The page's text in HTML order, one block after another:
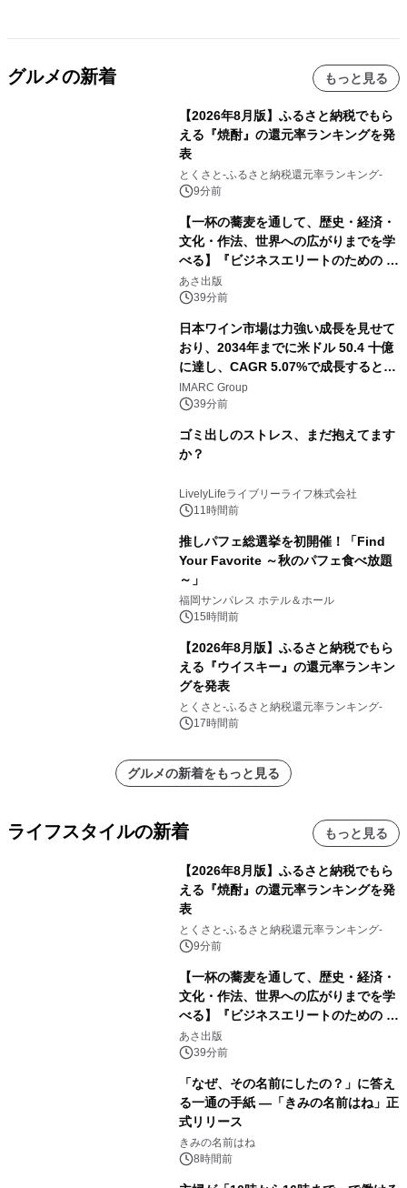
グルメの新着 もっと見る
【2026年8月版】ふるさと納税でもら
える『焼酎』の還元率ランキングを発
表
とくさと-ふるさと納税還元率ランキング-
9分前
【一杯の蕎麦を通して、歴史・経済・
文化・作法、世界への広がりまでを学
べる】『ビジネスエリートのための 教
養としての蕎麦』2026年8月25日
（火）発売
あさ出版
39分前
日本ワイン市場は力強い成長を見せて
おり、2034年までに米ドル 50.4 十億
に達し、CAGR 5.07%で成長すると予
測
IMARC Group
39分前
ゴミ出しのストレス、まだ抱えてます
か？
LivelyLifeライブリーライフ株式会社
11時間前
推しパフェ総選挙を初開催！「Find
Your Favorite ～秋のパフェ食べ放題
～」
福岡サンパレス ホテル＆ホール
15時間前
【2026年8月版】ふるさと納税でもら
える『ウイスキー』の還元率ランキン
グを発表
とくさと-ふるさと納税還元率ランキング-
17時間前
グルメの新着をもっと見る
ライフスタイルの新着 もっと見る
【2026年8月版】ふるさと納税でもら
える『焼酎』の還元率ランキングを発
表
とくさと-ふるさと納税還元率ランキング-
9分前
【一杯の蕎麦を通して、歴史・経済・
文化・作法、世界への広がりまでを学
べる】『ビジネスエリートのための 教
養としての蕎麦』2026年8月25日
（火）発売
あさ出版
39分前
「なぜ、その名前にしたの？」に答え
る一通の手紙 ―「きみの名前はね」正
式リリース
きみの名前はね
8時間前